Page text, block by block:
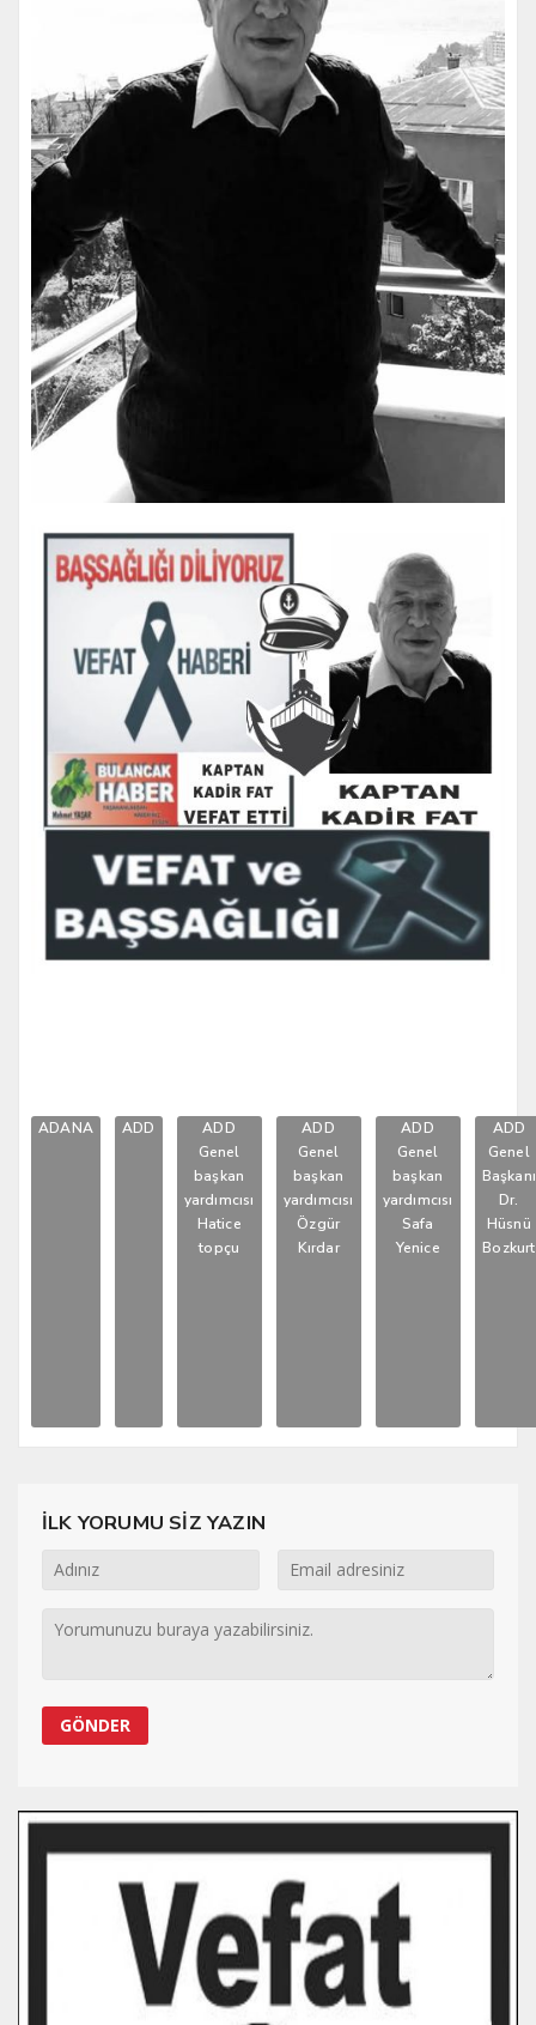
ADANA ADD
ADD
Genel
başkan
yardımcısı
Hatice
topçu
ADD
Genel
başkan
yardımcısı
Özgür
Kırdar
ADD
Genel
başkan
yardımcısı
Safa
Yenice
ADD
Genel
Başkanı
Dr.
Hüsnü
Bozkurt
İLK YORUMU SİZ YAZIN